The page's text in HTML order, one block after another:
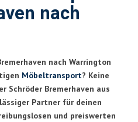
nach
nach Warrington
Möbeltransport? Keine
Schröder Bremerhaven aus
Partner für deinen
und preiswerten